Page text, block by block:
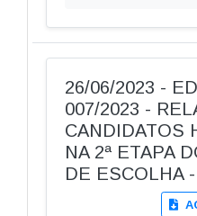
26/06/2023 -
007/2023 -
CANDIDATOS
NA 2ª ETAPA
DE ESCOLHA